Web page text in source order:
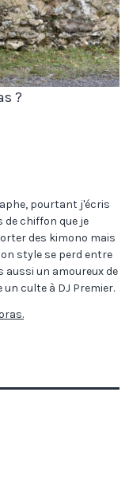
?
pourtant j'écris
chiffon que je
des kimono mais
style se perd entre
aussi un amoureux de
un culte à DJ Premier.